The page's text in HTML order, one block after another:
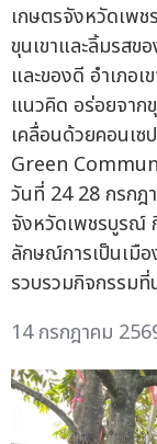
เกษตรจังหวัดเพ
ขุนเขาและลิ้มรสข
และของดี อำเภอ
แนวคิด อร่อยจาก
เคลื่อนด้วยคอนเ
Green
วันที่ 24 28 กรกฎ
จังหวัดเพชรบูรณ์
ลักษณ์การเป็นเมือ
รวบรวมกิจกรรม
14 กรกฎาคม